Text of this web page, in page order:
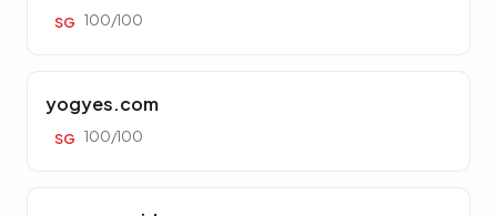
SG 100/100
yogyes.com
SG 100/100